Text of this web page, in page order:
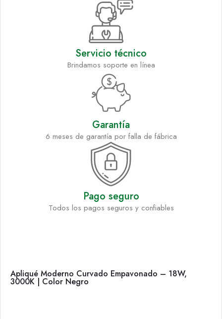
Servicio técnico
Brindamos soporte en línea
Garantía
6 meses de garantía por falla de fábrica
Pago seguro
Todos los pagos seguros y confiables
Apliqué Moderno Curvado Empavonado – 18W,
3000K | Color Negro